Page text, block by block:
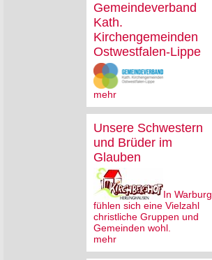
Gemeindeverband
Kath.
Kirchengemeinden
Ostwestfalen-Lippe
mehr
Unsere Schwestern
und Brüder im
Glauben
In Warburg
fühlen sich eine Vielzahl
christliche Gruppen und
Gemeinden wohl.
mehr